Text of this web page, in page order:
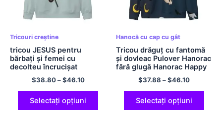
Tricouri creștine
tricou JESUS ​​pentru
bărbați și femei cu
decolteu încrucișat
Hanorac fără glugă cu
mânecă lungă JESUS ​​LOVE
YOU Tricou cruce Tricou cu
sănătate mintală Cămașă
ușoară din poliester
$38.80–$46.10
Selectați opțiuni
Hanocă cu cap cu gât
Tricou drăguț cu fantomă
și dovleac Pulover Hanorac
fără glugă Hanorac Happy
Halloween Tricou
bleumarin din poliester
$37.88 –$46.10
Selectați opțiuni